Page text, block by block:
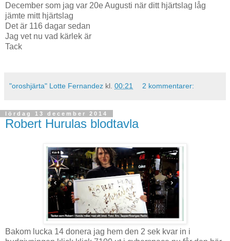
December som jag var 20e Augusti när ditt hjärtslag låg
jämte mitt hjärtslag
Det är 116 dagar sedan
Jag vet nu vad kärlek är
Tack
"oroshjärta" Lotte Fernandez kl. 00:21 2 kommentarer:
lördag 13 december 2014
Robert Hurulas blodtavla
Bakom lucka 14 donera jag hem den 2 sek kvar in i